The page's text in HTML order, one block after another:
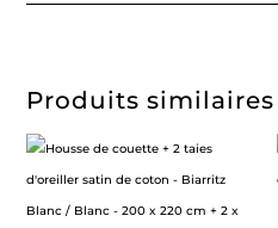
Produits similaires